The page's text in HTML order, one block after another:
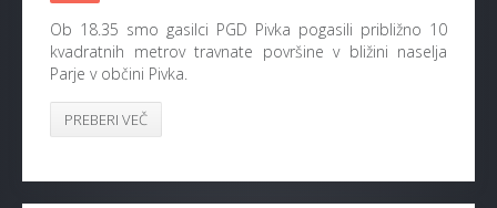
Ob 18.35 smo gasilci PGD Pivka pogasili približno 10
kvadratnih metrov travnate površine v bližini naselja
Parje v občini Pivka.
PREBERI VEČ